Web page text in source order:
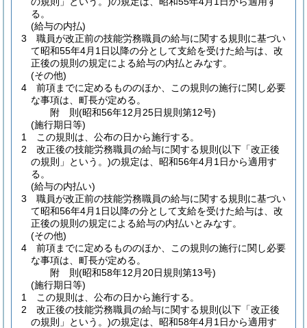
る。
(給与の内払)
3
職員が改正前の技能労務職員の給与に関する規則に基づい
て昭和55年4月1日以降の分として支給を受けた給与は、改
正後の規則の規定による給与の内払とみなす。
(その他)
4
前項までに定めるもののほか、この規則の施行に関し必要
な事項は、町長が定める。
附 則(昭和56年12月25日規則第12号)
(施行期日等)
1
この規則は、公布の日から施行する。
2
改正後の技能労務職員の給与に関する規則 (以下「改正後
の規則」という。)の規定は、昭和56年4月1日から適用す
る。
(給与の内払い)
3
職員が改正前の技能労務職員の給与に関する規則に基づい
て昭和56年4月1日以降の分として支給を受けた給与は、改
正後の規則の規定による給与の内払いとみなす。
(その他)
4
前項までに定めるもののほか、この規則の施行に関し必要
な事項は、町長が定める。
附 則(昭和58年12月20日規則第13号)
(施行期日等)
1
この規則は、公布の日から施行する。
2
改正後の技能労務職員の給与に関する規則 (以下「改正後
の規則」という。)の規定は、昭和58年4月1日から適用す